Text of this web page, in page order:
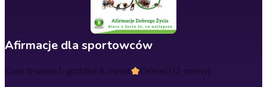
Afirmacje dla sportowców
Czas trwania1 godzina 6 minut Ocena3(2 oceny)